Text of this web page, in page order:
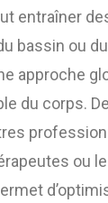
entraîner
bassin ou
approche
du corps.
ou